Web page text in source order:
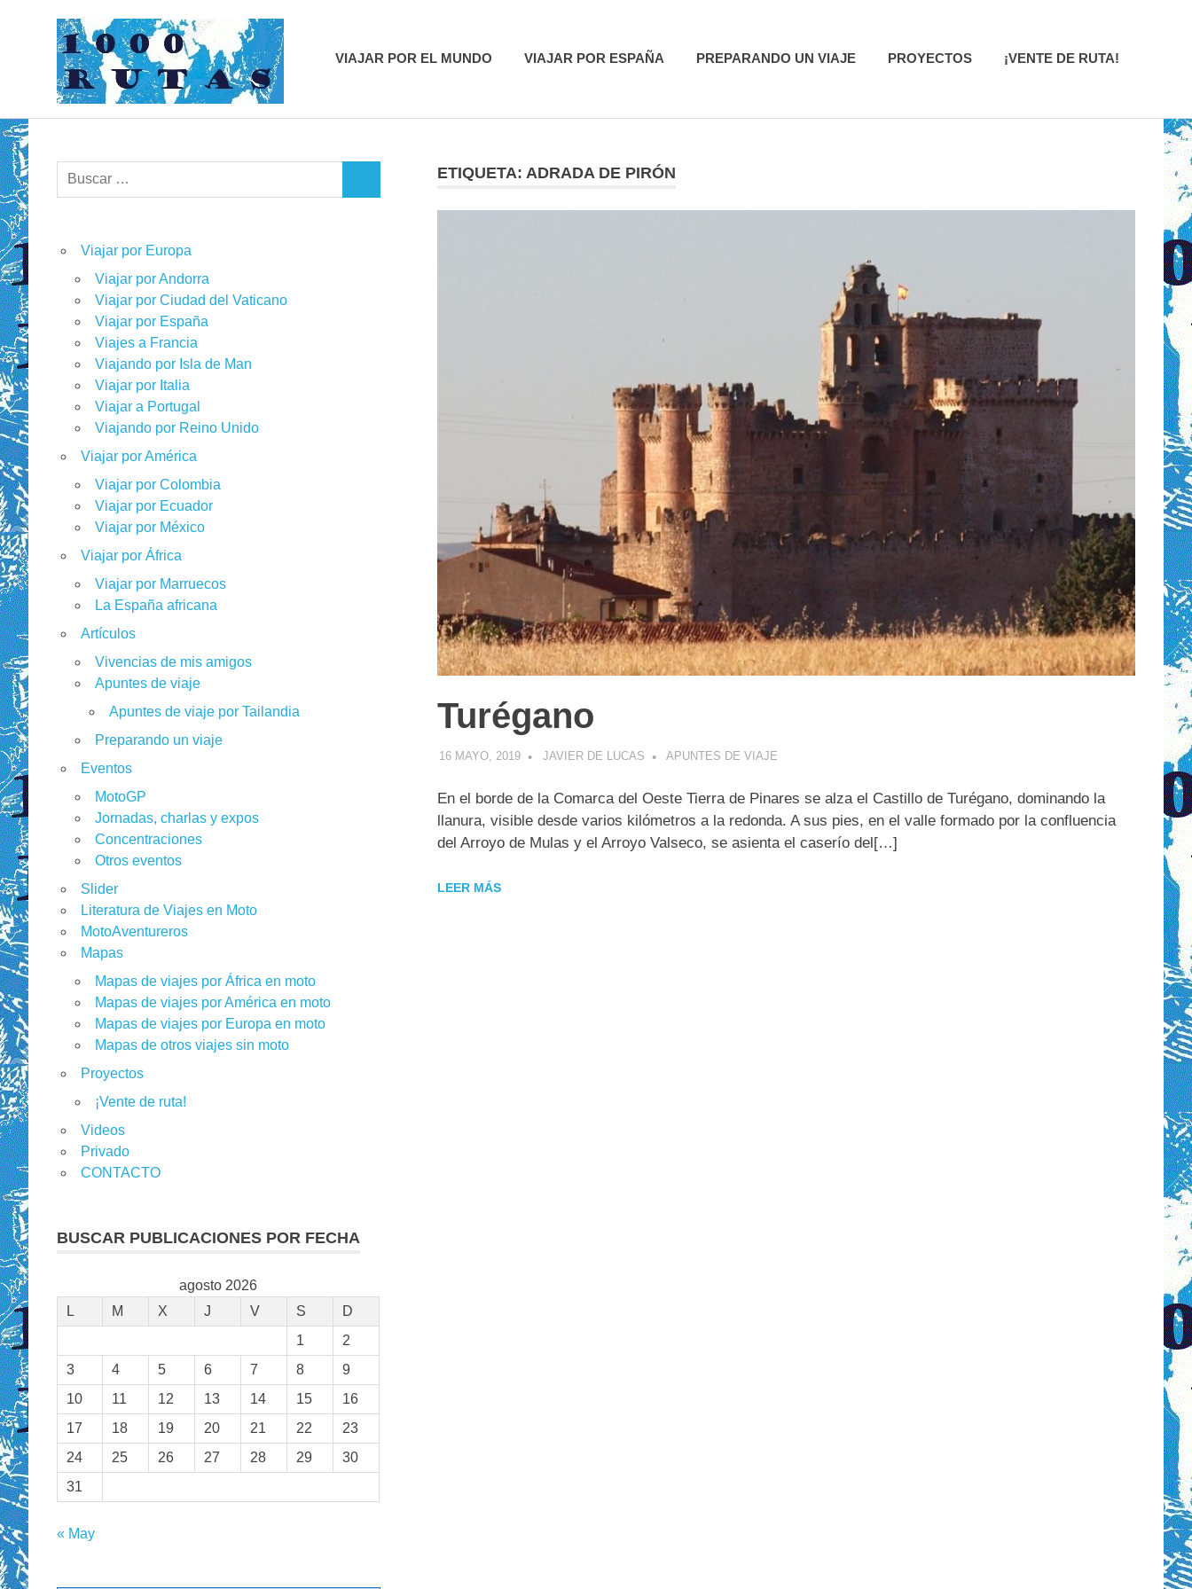
contenido
ruedas
VIAJAR POR EL MUNDO VIAJAR POR ESPAÑA PREPARANDO UN VIAJE PROYECTOS ¡VENTE DE RUTA!
ETIQUETA: ADRADA DE PIRÓN
Turégano
16 MAYO, 2019 JAVIER DE LUCAS APUNTES DE VIAJE
En el borde de la Comarca del Oeste Tierra de Pinares se alza el Castillo de Turégano, dominando la
llanura, visible desde varios kilómetros a la redonda. A sus pies, en el valle formado por la confluencia
del Arroyo de Mulas y el Arroyo Valseco, se asienta el caserío del[…]
LEER MÁS
Buscar:
Viajar por Europa
Viajar por Andorra
Viajar por Ciudad del Vaticano
Viajar por España
Viajes a Francia
Viajando por Isla de Man
Viajar por Italia
Viajar a Portugal
Viajando por Reino Unido
Viajar por América
Viajar por Colombia
Viajar por Ecuador
Viajar por México
Viajar por África
Viajar por Marruecos
La España africana
Artículos
Vivencias de mis amigos
Apuntes de viaje
Apuntes de viaje por Tailandia
Preparando un viaje
Eventos
MotoGP
Jornadas, charlas y expos
Concentraciones
Otros eventos
Slider
Literatura de Viajes en Moto
MotoAventureros
Mapas
Mapas de viajes por África en moto
Mapas de viajes por América en moto
Mapas de viajes por Europa en moto
Mapas de otros viajes sin moto
Proyectos
¡Vente de ruta!
Videos
Privado
CONTACTO
BUSCAR PUBLICACIONES POR FECHA
agosto 2026
L
M X J V S
D
1
2
3
4 5 6 7 8
9
10
11 12 13 14 15
16
17
18 19 20 21 22
23
24
25 26 27 28 29
30
31
« May